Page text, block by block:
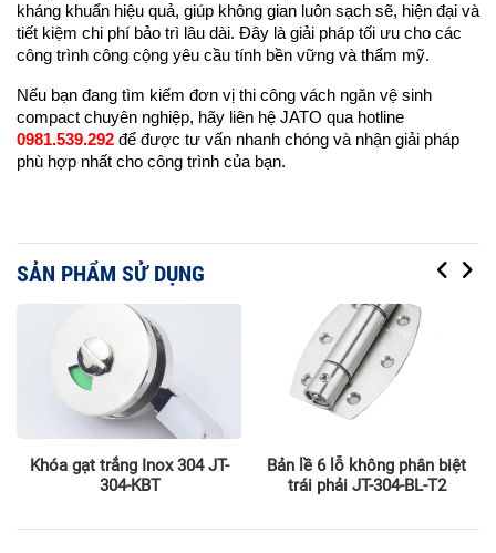
kháng khuẩn hiệu quả, giúp không gian luôn sạch sẽ, hiện đại và
tiết kiệm chi phí bảo trì lâu dài. Đây là giải pháp tối ưu cho các
công trình công cộng yêu cầu tính bền vững và thẩm mỹ.
Nếu bạn đang tìm kiếm đơn vị thi công vách ngăn vệ sinh
0981.539.292 để được tư vấn nhanh chóng và nhận giải pháp
phù hợp nhất cho công trình của bạn.
SẢN PHẨM SỬ DỤNG
Khóa gạt trắng Inox 304 JT-
304-KBT
Bản lề 6 lỗ không phân biệt
trái phải JT-304-BL-T2